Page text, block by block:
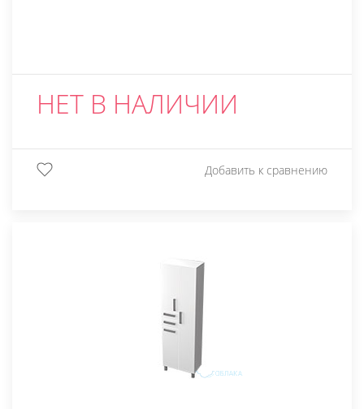
НЕТ В НАЛИЧИИ
Добавить к сравнению